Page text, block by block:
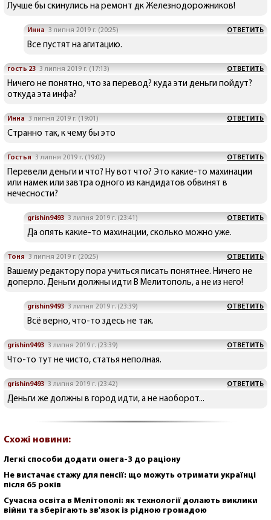
Лучше бы скинулись на ремонт дк Железнодорожников!
Инна 3 липня 2019 г. (20:25) ОТВЕТИТЬ
Все пустят на агитацию.
гость 23 3 липня 2019 г. (17:13) ОТВЕТИТЬ
Ничего не понятно, что за перевод? куда эти деньги пойдут?
откуда эта инфа?
Инна 3 липня 2019 г. (19:01) ОТВЕТИТЬ
Странно так, к чему бы это
Гостья 3 липня 2019 г. (19:02) ОТВЕТИТЬ
Перевели деньги и что? Ну вот что? Это какие-то махинации
или намек или завтра одного из кандидатов обвинят в
нечесности?
grishin9493 3 липня 2019 г. (23:41) ОТВЕТИТЬ
Да опять какие-то махинации, сколько можно уже.
Тоня 3 липня 2019 г. (20:25) ОТВЕТИТЬ
Вашему редактору пора учиться писать понятнее. Ничего не
доперло. Деньги должны идти В Мелитополь, а не из него!
grishin9493 3 липня 2019 г. (23:39) ОТВЕТИТЬ
Всё верно, что-то здесь не так.
grishin9493 3 липня 2019 г. (23:39) ОТВЕТИТЬ
Что-то тут не чисто, статья неполная.
grishin9493 3 липня 2019 г. (23:42) ОТВЕТИТЬ
Деньги же должны в город идти, а не наоборот...
Схожі новини:
Легкі способи додати омега-3 до раціону
Не вистачає стажу для пенсії: що можуть отримати українці
після 65 років
Сучасна освіта в Мелітополі: як технології долають виклики
війни та зберігають зв'язок із рідною громадою